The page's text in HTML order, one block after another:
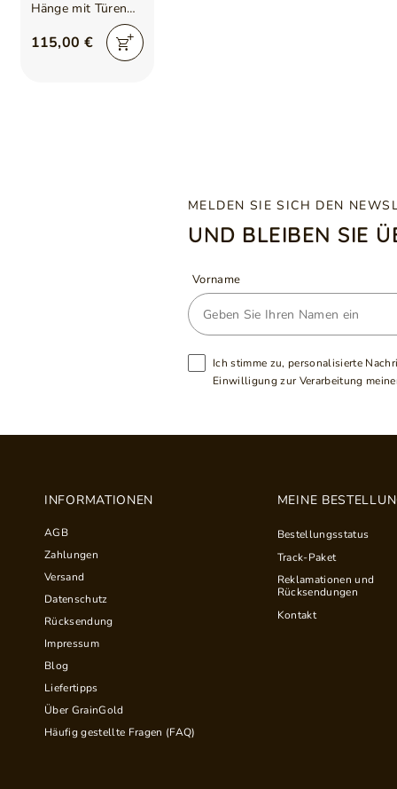
Hänge mit Türen
175 cm Diolo Beige
mit glatter Front
115,00 €
MELDEN SIE SICH DEN
UND BLEIBEN SIE
Vorname
Ich stimme zu, personalisierte
Einwilligung zur Verarbeitung
INFORMATIONEN
AGB
Zahlungen
Versand
Datenschutz
Rücksendung
Impressum
Blog
Liefertipps
Über GrainGold
Häufig gestellte Fragen (FAQ)
MEINE
Bestellungsstatus
Track-Paket
Reklamationen und
Rücksendungen
Kontakt